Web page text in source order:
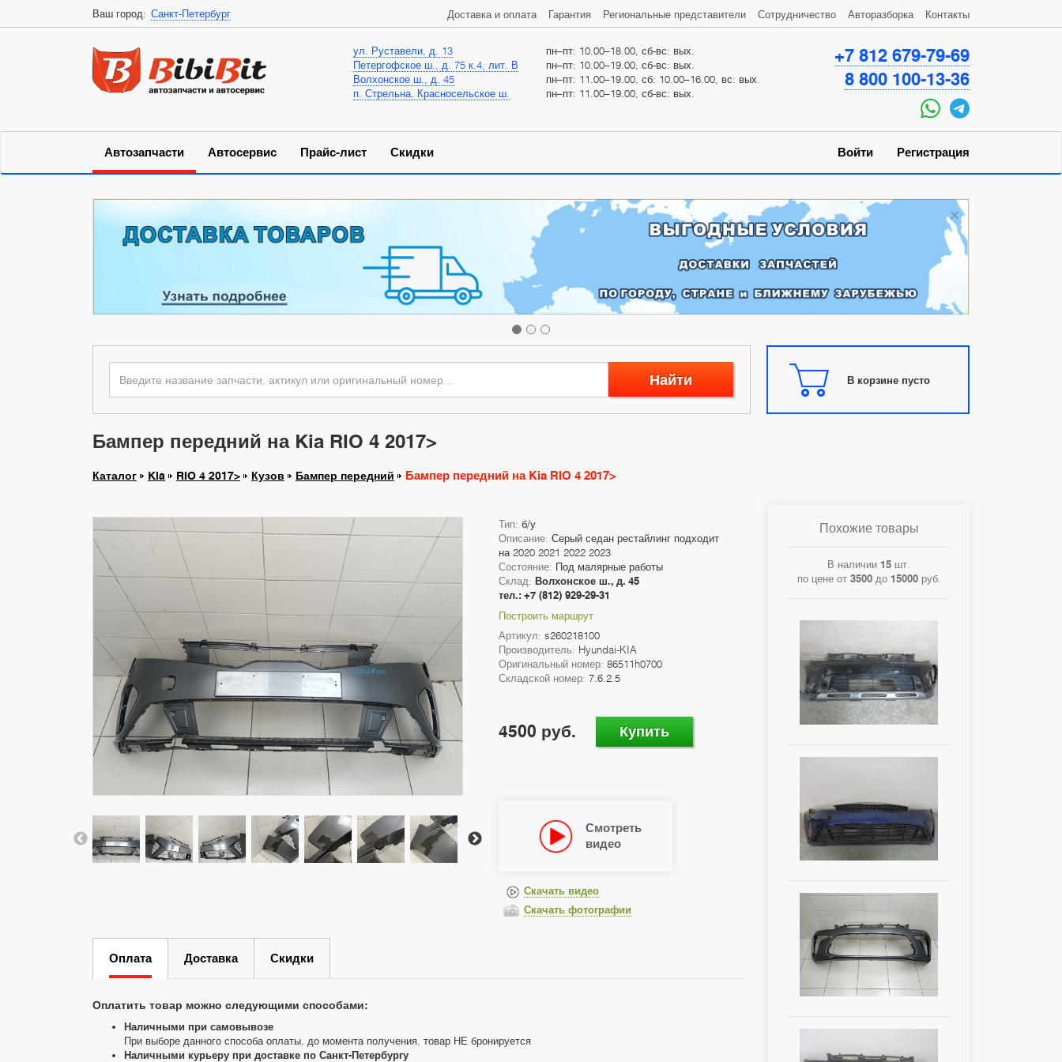
Ваш город: Санкт-Петербург
ул. Руставели, д. 13
пн–пт: 10.00–18.00, сб-вс: вых.
Петергофское ш., д. 75 к.4, лит. В
пн–пт: 10.00–19.00, сб-вс: вых.
Волхонское ш., д. 45
пн–пт: 11.00–19.00, сб: 10.00–16.00, вс: вых.
п. Стрельна, Красносельское ш.
пн–пт: 11.00–19.00, сб-вс: вых.
+7 812 679-79-69
8 800 100-13-36
Автозапчасти Автосервис Прайс-лист Скидки
Доставка и оплата Гарантия Региональные представители Сотрудничество Авторазборка Контакты
Войти Регистрация
×
Найти В корзине пусто
Бампер передний на Kia RIO 4 2017>
Каталог Kia RIO 4 2017> Кузов Бампер передний Бампер передний на Kia RIO 4 2017>
Тип: б/у
Описание: Серый седан рестайлинг подходит
на 2020 2021 2022 2023
Состояние: Под малярные работы
Склад: Волхонское ш., д. 45
тел.: +7 (812) 929-29-31
Построить маршрут
Артикул: s260218100
Производитель: Hyundai-KIA
Оригинальный номер: 86511h0700
Складской номер: 7.6.2.5
4500 руб. Купить
Смотреть
видео
Скачать видео
Скачать фотографии
Оплата Доставка Скидки
Оплатить товар можно следующими способами:
Наличными при самовывозе
При выборе данного способа оплаты, до момента получения, товар НЕ бронируется
Наличными курьеру при доставке по Санкт-Петербургу
Похожие товары
В наличии 15 шт.
по цене от 3500до 15000руб.